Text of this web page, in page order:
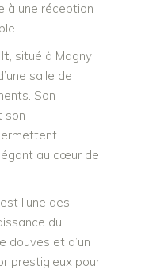
à une réception
, situé à Magny
salle de
Son
son
au cœur de
est l’une des
du
douves et d’un
prestigieux pour